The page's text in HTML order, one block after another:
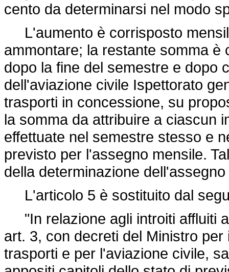
cento da determinarsi nel modo
L'aumento è corrisposto
ammontare; la restante somma
dopo la fine del semestre e dopo
dell'aviazione civile Ispettorato
trasporti in concessione, su
la somma da attribuire a ciascun
effettuate nel semestre stesso e
previsto per l'assegno mensile.
della determinazione
L'articolo 5 è sostituito dal
"In relazione agli introiti affluiti
art. 3, con decreti del Ministro
trasporti e per l'aviazione civile,